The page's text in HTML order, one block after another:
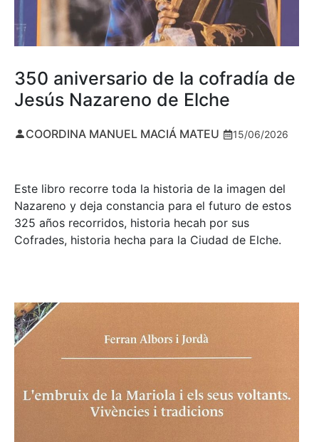
350 aniversario de la cofradía de
Jesús Nazareno de Elche
COORDINA MANUEL MACIÁ MATEU 15/06/2026
Este libro recorre toda la historia de la imagen del
Nazareno y deja constancia para el futuro de estos
325 años recorridos, historia hecah por sus
Cofrades, historia hecha para la Ciudad de Elche.